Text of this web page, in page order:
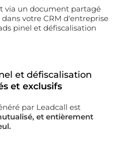
via un document partagé
votre CRM d'entreprise
pinel et défiscalisation
et défiscalisation
et exclusifs
par Leadcall est
et entièrement